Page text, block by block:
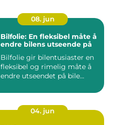
08. jun
Bilfolie: En fleksibel måte å
endre bilens utseende på
Bilfolie gir bilentusiaster en
fleksibel og rimelig måte å
endre utseendet på bile...
04. jun